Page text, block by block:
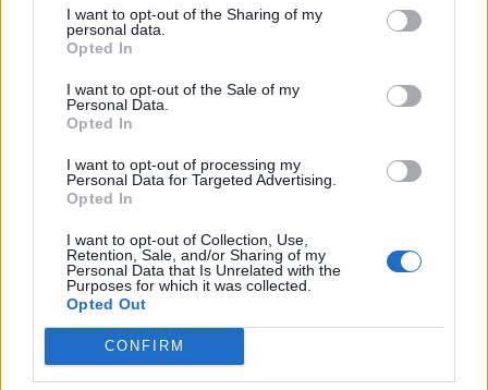
I want to opt-out of the Sharing of my
personal data.
Opted In
I want to opt-out of the Sale of my
Personal Data.
Opted In
I want to opt-out of processing my
Personal Data for Targeted Advertising.
Opted In
I want to opt-out of Collection, Use,
Retention, Sale, and/or Sharing of my
Personal Data that Is Unrelated with the
Purposes for which it was collected.
Opted Out
CONFIRM
Dignitas, a następnie rozprawić także z 100 Thieves.
Szykuje się zatem naprawdę ciekawa potyczka.
ZOBACZ TEŻ:Zaczynamy rywalizację w play-
offach LEC. Daglas już dziś zawalczy o awans do
Inspired jutro walczyć będzie o tytuł
Jutro natomiast odbędzie się finał LCS 2024 Spring. W
nim na zwycięzcę dzisiejszej batalii czeka już FlyQuest.
Przypomnijmy, że ekipa Inspireda w zeszłym tygodniu
wywalczyła sobie awans do decydującej potyczki w
znakomitym stylu. Zdołała bowiem pokonać
faworyzowane wówczas C9 i to nie przegrywając nawet